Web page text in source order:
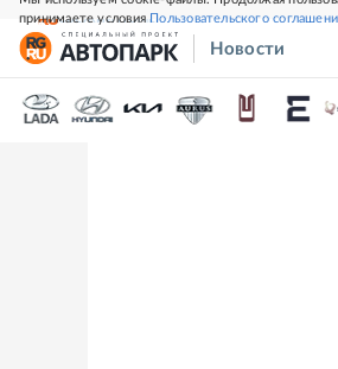
принимаете условияПользовательского
СВЕЖИЙ НОМЕР
Новости